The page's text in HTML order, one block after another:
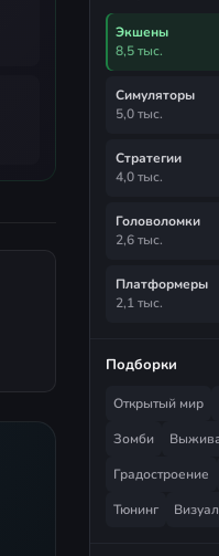
Экшены
8,5 тыс.
Симуляторы
5,0 тыс.
Стратегии
4,0 тыс.
Головоломки
2,6 тыс.
Платформеры
2,1 тыс.
Подборки
Открытый мир
Зомби
Градостроение
Тюнинг